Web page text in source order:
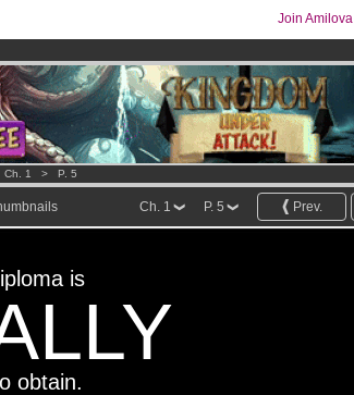
Join Amilova
now
Ch. 1 > P. 5
Prev.
P. 5
Ch. 1
is
obtain.